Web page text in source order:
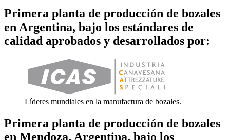
Primera planta de producción de bozales
en Argentina, bajo los estándares de
calidad aprobados y desarrollados por:
Líderes mundiales en la manufactura de bozales.
Primera planta de producción de bozales
en Mendoza, Argentina, bajo los